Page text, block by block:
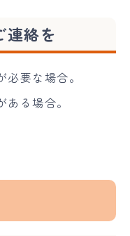
連絡を
要な場合。
る場合。